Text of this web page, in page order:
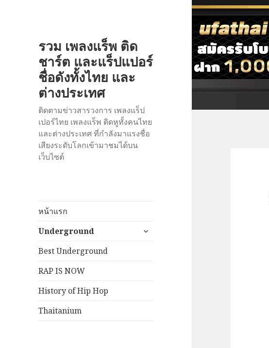
รวม เพลงแร็พ ติด
ชาร์ต และแร็ปแปอร์
ชื่อดังทั้งไทย และ
ต่างประเทศ
ติดตามข่าวสารวงการ เพลงแร็ป
เปอร์ไทย เพลงแร็พ ติดหูทั้งคนไทย
และต่างประเทศ ที่กำลังมาแรงชื่อ
เสียงระดับโลกเข้ามาชมได้บน
เว็บไซต์
หน้าแรก
Underground
Best Underground
RAP IS NOW
History of Hip Hop
Thaitanium